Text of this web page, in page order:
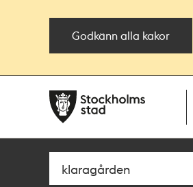
Godkänn alla kakor
navigationen
huvudinnehållet
SökFritextsök